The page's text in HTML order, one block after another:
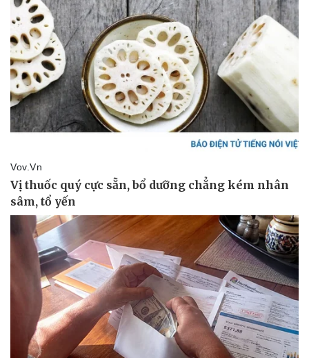
Thể thao
Bóng đá
Lịch thi đấu bóng đá
Thế giới thể thao
Ô tô - Xe máy
Ô tô
Xe máy
Tư vấn